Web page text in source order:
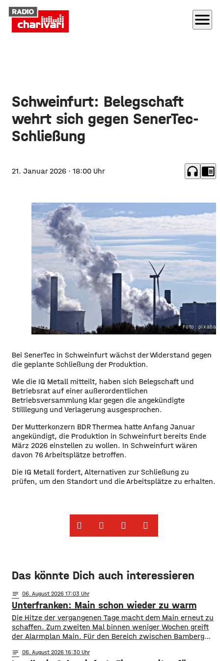
menu
Schweinfurt: Belegschaft
wehrt sich gegen SenerTec-
Schließung
21. Januar 2026 · 18:00 Uhr headphones chrome_reader_mode
Foto:
Bei SenerTec in Schweinfurt wächst der Widerstand gegen
die geplante Schließung der Produktion.
Wie die IG Metall mitteilt, haben sich Belegschaft und
Betriebsrat auf einer außerordentlichen
Betriebsversammlung klar gegen die angekündigte
Stilllegung und Verlagerung ausgesprochen.
Der Mutterkonzern BDR Thermea hatte Anfang Januar
angekündigt, die Produktion in Schweinfurt bereits Ende
März 2026 einstellen zu wollen. In Schweinfurt wären
davon 76 Arbeitsplätze betroffen.
Die IG Metall fordert, Alternativen zur Schließung zu
prüfen, um den Standort und die Arbeitsplätze zu erhalten.
Das könnte Dich auch interessieren
notes 06. August 2026 17:03
Unterfranken: Main schon wieder zu warm
Die Hitze der vergangenen Tage macht dem Main erneut zu
schaffen. Zum zweiten Mal binnen weniger Wochen greift
der Alarmplan Main. Für den Bereich zwischen Bamberg
mainabwärts die zweite von drei Warnstufen. Zwar gibt es
notes 06. August 2026 16:30